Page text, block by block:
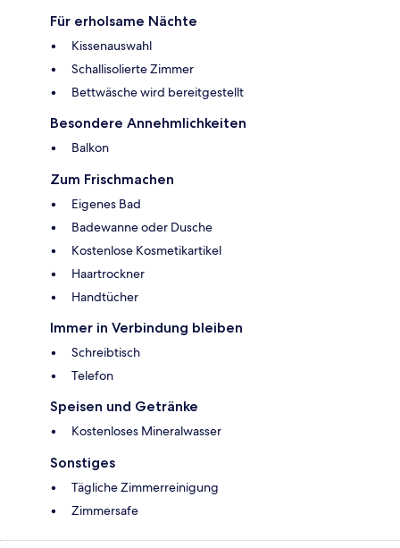
Für erholsame Nächte
Kissenauswahl
Schallisolierte Zimmer
Bettwäsche wird bereitgestellt
Besondere Annehmlichkeiten
Balkon
Zum Frischmachen
Eigenes Bad
Badewanne oder Dusche
Kostenlose Kosmetikartikel
Haartrockner
Handtücher
Immer in Verbindung bleiben
Schreibtisch
Telefon
Speisen und Getränke
Kostenloses Mineralwasser
Sonstiges
Tägliche Zimmerreinigung
Zimmersafe